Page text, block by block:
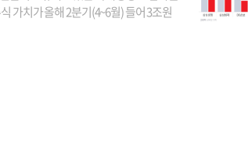
가치가 올해 2분기(4~6월) 들어 3조원